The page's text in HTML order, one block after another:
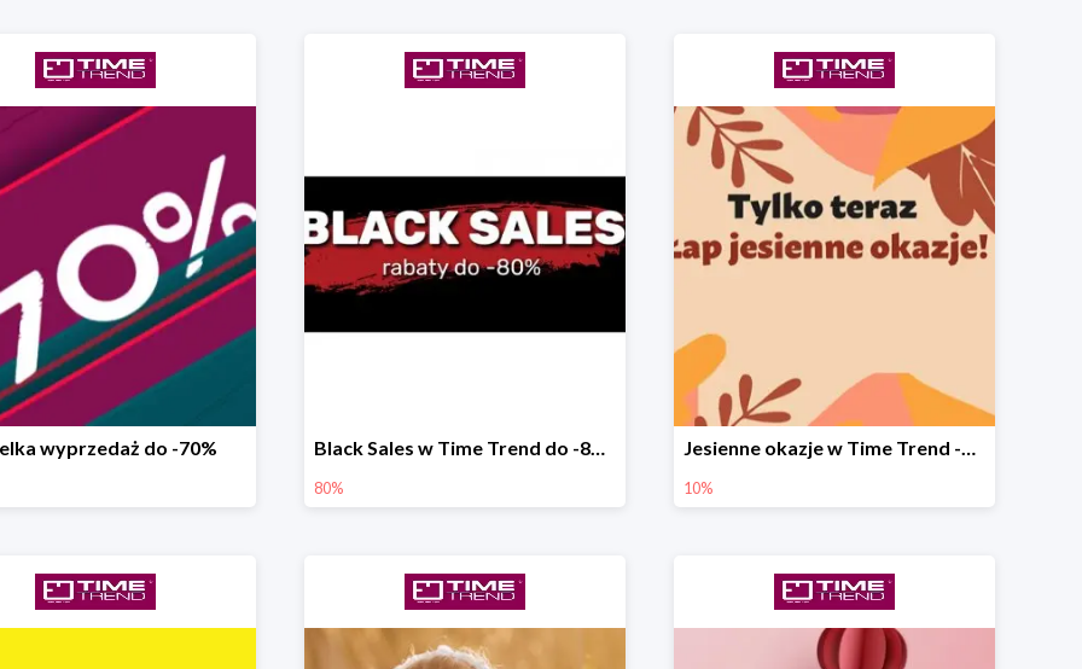
wyprzedaż do -70% Black Sales w Time Trend do -80%
80%
Jesienne okazje w Time Trend -10%
10%